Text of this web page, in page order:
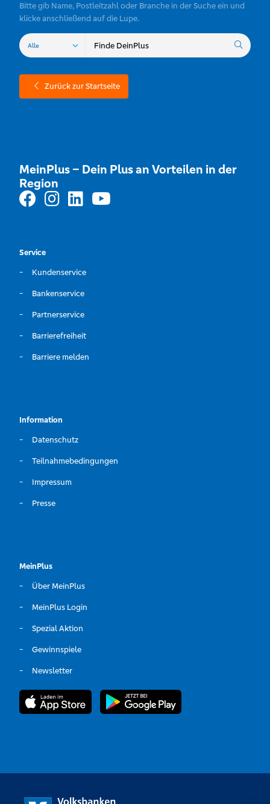
Bitte gib Name, Postleitzahl oder Branche in der Suche ein und
klicke anschließend auf die Lupe.
Zurück zur Startseite
MeinPlus – Dein Plus an Vorteilen in der
Region
Service
Kundenservice
Bankenservice
Partnerservice
Barrierefreiheit
Barriere melden
Information
Datenschutz
Teilnahmebedingungen
Impressum
Presse
MeinPlus
Über MeinPlus
MeinPlus Login
Spezial Aktion
Gewinnspiele
Newsletter